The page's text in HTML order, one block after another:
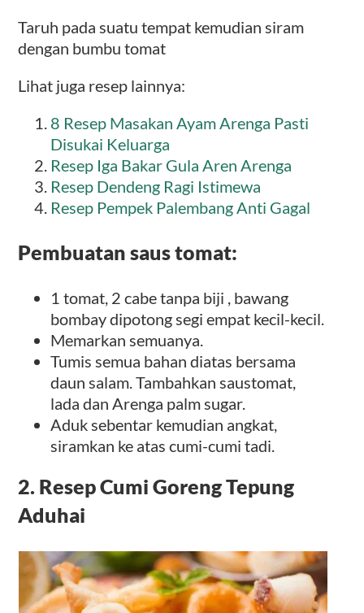
Taruh pada suatu tempat kemudian siram
dengan bumbu tomat
Lihat juga resep lainnya:
8 Resep Masakan Ayam Arenga Pasti
Disukai Keluarga
Resep Iga Bakar Gula Aren Arenga
Resep Dendeng Ragi Istimewa
Resep Pempek Palembang Anti Gagal
Pembuatan saus tomat:
1 tomat, 2 cabe tanpa biji , bawang
bombay dipotong segi empat kecil-kecil.
Memarkan semuanya.
Tumis semua bahan diatas bersama
daun salam. Tambahkan saustomat,
lada dan Arenga palm sugar.
Aduk sebentar kemudian angkat,
siramkan ke atas cumi-cumi tadi.
2. Resep Cumi Goreng Tepung
Aduhai